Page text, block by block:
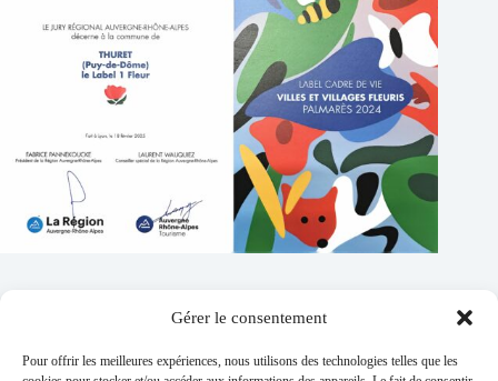
Gérer le consentement
Pour offrir les meilleures expériences, nous utilisons des technologies telles que les
Addresse :